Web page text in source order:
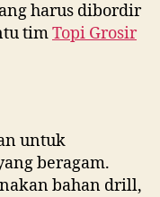
harus dibordir
timTopi Grosir
untuk
beragam.
bahan drill,